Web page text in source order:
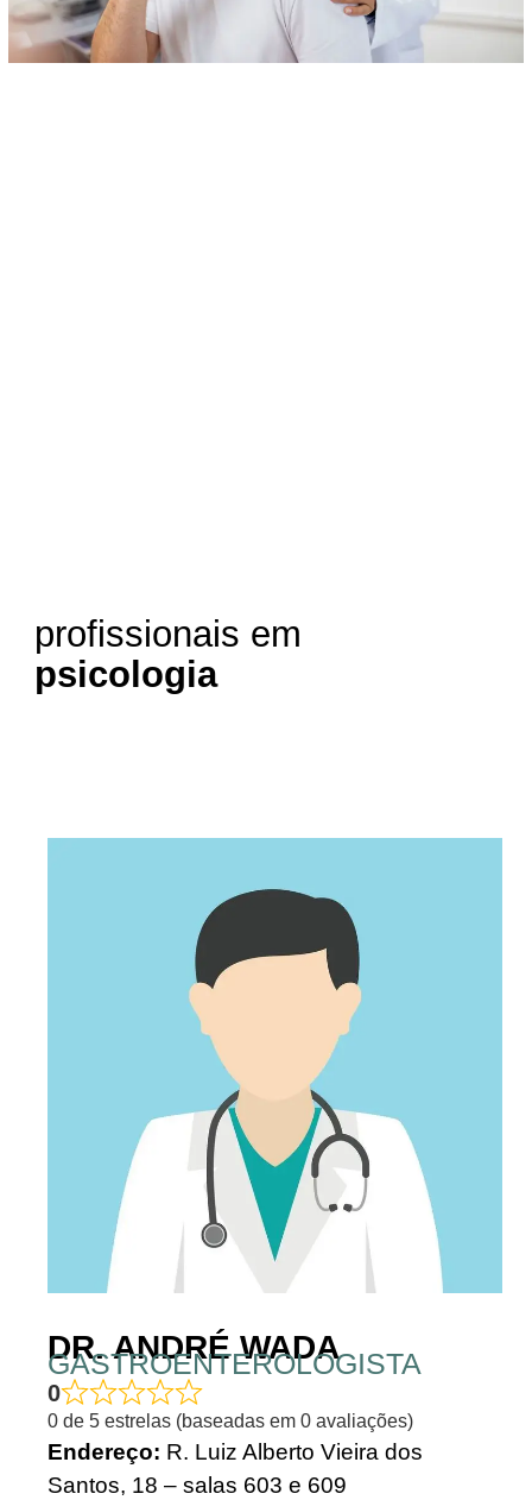
profissionais em
psicologia
DR. ANDRÉ WADA
GASTROENTEROLOGISTA
0
0 de 5 estrelas (baseadas em 0 avaliações)
Endereço: R. Luiz Alberto Vieira dos
Santos, 18 – salas 603 e 609